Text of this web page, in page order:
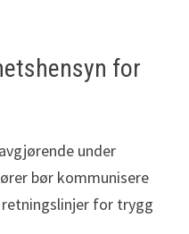
for
under
bør kommunisere
for trygg